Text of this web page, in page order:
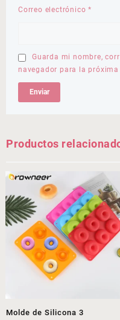
Correo electrónico*
Guarda mi nombre,
navegador para la próxima
Productos
Molde de Silicona 3